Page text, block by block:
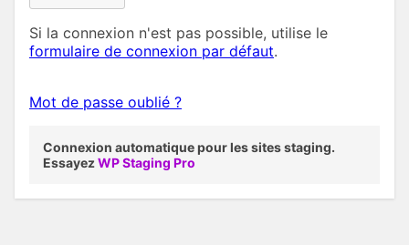
Si la connexion n'est pas possible, utilise le
formulaire de connexion par défaut.
Mot de passe oublié ?
Connexion automatique pour les sites staging.
EssayezWP Staging Pro